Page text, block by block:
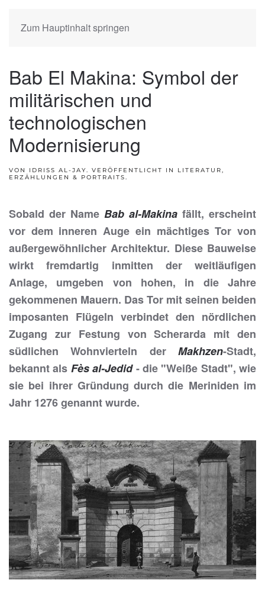
Zum Hauptinhalt springen
Bab El Makina: Symbol der
militärischen und
technologischen
Modernisierung
VON IDRISS AL-JAY. VERÖFFENTLICHT IN LITERATUR,
ERZÄHLUNGEN & PORTRAITS.
Sobald der Name Bab al-Makina fällt, erscheint
vor dem inneren Auge ein mächtiges Tor von
außergewöhnlicher Architektur. Diese Bauweise
wirkt fremdartig inmitten der weitläufigen
Anlage, umgeben von hohen, in die Jahre
gekommenen Mauern. Das Tor mit seinen beiden
imposanten Flügeln verbindet den nördlichen
Zugang zur Festung von Scherarda mit den
südlichen Wohnvierteln der Makhzen-Stadt,
bekannt als Fès al-Jedid- die "Weiße Stadt", wie
sie bei ihrer Gründung durch die Meriniden im
Jahr 1276 genannt wurde.